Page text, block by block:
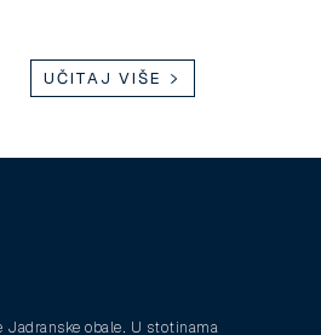
UČITAJ VIŠE
obale. U stotinama